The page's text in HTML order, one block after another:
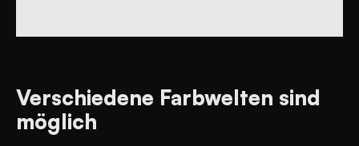
Verschiedene Farbwelten sind
möglich